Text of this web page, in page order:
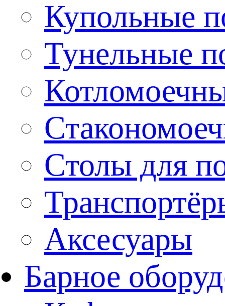
Купольные
Тунельные
Столы для
Аксесуары
Барное